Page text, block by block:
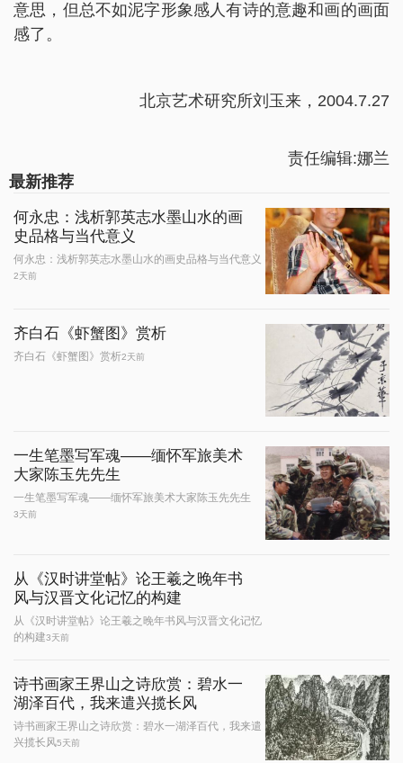
意思，但总不如泥字形象感人有诗的意趣和画的画面
感了。
北京艺术研究所刘玉来，2004.7.27
责任编辑:娜兰
最新推荐
何永忠：浅析郭英志水墨山水的画
史品格与当代意义
何永忠：浅析郭英志水墨山水的画史品格与当代意义
2天前
齐白石《虾蟹图》赏析
齐白石《虾蟹图》赏析2天前
一生笔墨写军魂——缅怀军旅美术
大家陈玉先先生
一生笔墨写军魂——缅怀军旅美术大家陈玉先先生
3天前
从《汉时讲堂帖》论王羲之晚年书
风与汉晋文化记忆的构建
从《汉时讲堂帖》论王羲之晚年书风与汉晋文化记忆
的构建3天前
诗书画家王界山之诗欣赏：碧水一
湖泽百代，我来遣兴揽长风
诗书画家王界山之诗欣赏：碧水一湖泽百代，我来遣
兴揽长风5天前